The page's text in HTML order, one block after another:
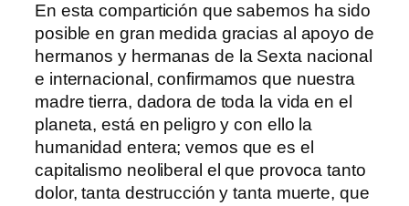
En esta compartición que sabemos ha sido
posible en gran medida gracias al apoyo de
hermanos y hermanas de la Sexta nacional
e internacional, confirmamos que nuestra
madre tierra, dadora de toda la vida en el
planeta, está en peligro y con ello la
humanidad entera; vemos que es el
capitalismo neoliberal el que provoca tanto
dolor, tanta destrucción y tanta muerte, que